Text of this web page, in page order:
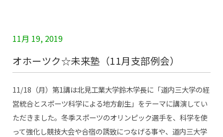
11月 19, 2019
オホーツク☆未来塾（11月支部例会）
11/18（月）第1講は北見工業大学鈴木学長に「道内三大学の経
営統合とスポーツ科学による地方創生」をテーマに講演してい
ただきました。冬季スポーツのオリンピック選手を、科学を使
って強化し競技大会や合宿の誘致につなげる事や、道内三大学